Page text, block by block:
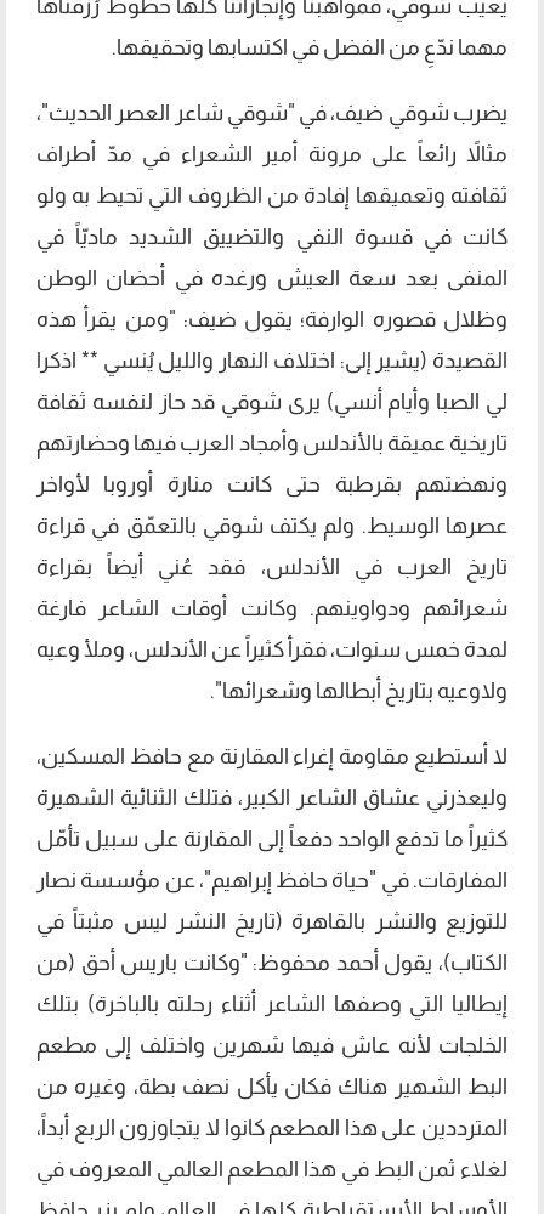
يعيب شوقي، فمواهبنا وإنجازاتنا كلها حظوظ رُزقناها
مهما ندّعِ من الفضل في اكتسابها وتحقيقها.
يضرب شوقي ضيف، في "شوقي شاعر العصر الحديث"،
مثالاً رائعاً على مرونة أمير الشعراء في مدّ أطراف
ثقافته وتعميقها إفادة من الظروف التي تحيط به ولو
كانت في قسوة النفي والتضييق الشديد ماديّاً في
المنفى بعد سعة العيش ورغده في أحضان الوطن
وظلال قصوره الوارفة؛ يقول ضيف: "ومن يقرأ هذه
القصيدة (يشير إلى: اختلاف النهار والليل يُنسي ** اذكرا
لي الصبا وأيام أنسي) يرى شوقي قد حاز لنفسه ثقافة
تاريخية عميقة بالأندلس وأمجاد العرب فيها وحضارتهم
ونهضتهم بقرطبة حتى كانت منارة أوروبا لأواخر
عصرها الوسيط. ولم يكتف شوقي بالتعمّق في قراءة
تاريخ العرب في الأندلس، فقد عُني أيضاً بقراءة
شعرائهم ودواوينهم. وكانت أوقات الشاعر فارغة
لمدة خمس سنوات، فقرأ كثيراً عن الأندلس، وملأ وعيه
ولاوعيه بتاريخ أبطالها وشعرائها".
لا أستطيع مقاومة إغراء المقارنة مع حافظ المسكين،
وليعذرني عشاق الشاعر الكبير، فتلك الثنائية الشهيرة
كثيراً ما تدفع الواحد دفعاً إلى المقارنة على سبيل تأمّل
المفارقات. في "حياة حافظ إبراهيم"، عن مؤسسة نصار
للتوزيع والنشر بالقاهرة (تاريخ النشر ليس مثبتاً في
الكتاب)، يقول أحمد محفوظ: "وكانت باريس أحق (من
إيطاليا التي وصفها الشاعر أثناء رحلته بالباخرة) بتلك
الخلجات لأنه عاش فيها شهرين واختلف إلى مطعم
البط الشهير هناك فكان يأكل نصف بطة، وغيره من
المترددين على هذا المطعم كانوا لا يتجاوزون الربع أبداً،
لغلاء ثمن البط في هذا المطعم العالمي المعروف في